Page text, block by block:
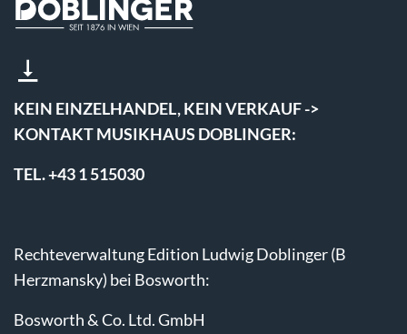
KEIN EINZELHANDEL, KEIN VERKAUF ->
KONTAKT MUSIKHAUS DOBLINGER:
TEL. +43 1 515030
Rechteverwaltung Edition Ludwig Doblinger (B
Herzmansky) bei Bosworth:
Bosworth & Co. Ltd. GmbH